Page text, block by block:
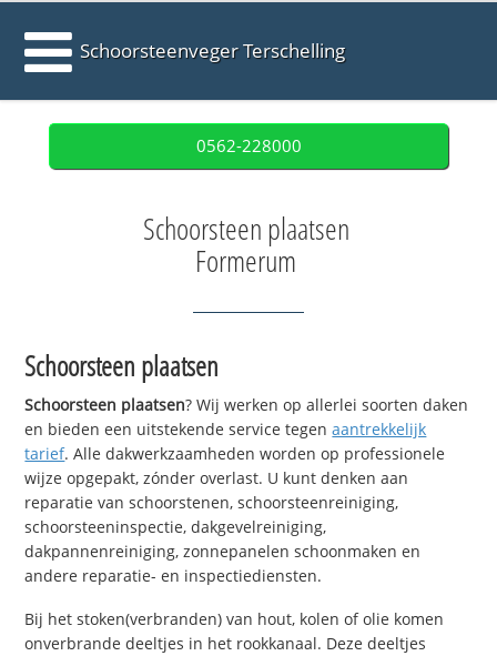
Schoorsteenveger Terschelling
0562-228000
Schoorsteen plaatsen
Formerum
Schoorsteen plaatsen
Schoorsteen plaatsen? Wij werken op allerlei soorten daken
en bieden een uitstekende service tegenaantrekkelijk
tarief. Alle dakwerkzaamheden worden op professionele
wijze opgepakt, zónder overlast. U kunt denken aan
reparatie van schoorstenen, schoorsteenreiniging,
schoorsteeninspectie, dakgevelreiniging,
dakpannenreiniging, zonnepanelen schoonmaken en
andere reparatie- en inspectiediensten.
Bij het stoken(verbranden) van hout, kolen of olie komen
onverbrande deeltjes in het rookkanaal. Deze deeltjes